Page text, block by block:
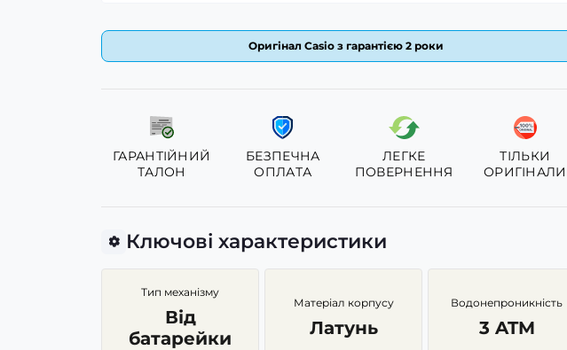
Оригінал Casio з гарантією 2 роки
ГАРАНТІЙНИЙ
ТАЛОН
БЕЗПЕЧНА
ОПЛАТА
ЛЕГКЕ
ПОВЕРНЕННЯ
ТІЛЬКИ
ОРИГІНАЛИ
Ключові характеристики
Тип механізму
Від
батарейки
Матеріал корпусу
Латунь
Водонепроникність
3 ATM